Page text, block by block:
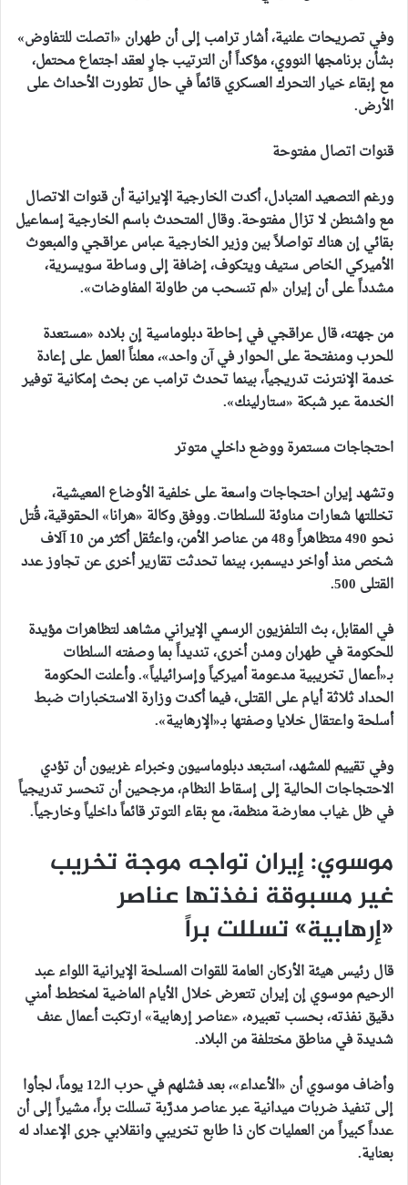
وفي تصريحات علنية، أشار ترامب إلى أن طهران «اتصلت للتفاوض»
بشأن برنامجها النووي، مؤكداً أن الترتيب جارٍ لعقد اجتماع محتمل،
مع إبقاء خيار التحرك العسكري قائماً في حال تطورت الأحداث على
الأرض.
قنوات اتصال مفتوحة
ورغم التصعيد المتبادل، أكدت الخارجية الإيرانية أن قنوات الاتصال
مع واشنطن لا تزال مفتوحة. وقال المتحدث باسم الخارجية إسماعيل
بقائي إن هناك تواصلاً بين وزير الخارجية عباس عراقجي والمبعوث
الأميركي الخاص ستيف ويتكوف، إضافة إلى وساطة سويسرية،
مشدداً على أن إيران «لم تنسحب من طاولة المفاوضات».
من جهته، قال عراقجي في إحاطة دبلوماسية إن بلاده «مستعدة
للحرب ومنفتحة على الحوار في آن واحد»، معلناً العمل على إعادة
خدمة الإنترنت تدريجياً، بينما تحدث ترامب عن بحث إمكانية توفير
الخدمة عبر شبكة «ستارلينك».
احتجاجات مستمرة ووضع داخلي متوتر
وتشهد إيران احتجاجات واسعة على خلفية الأوضاع المعيشية،
تخللتها شعارات مناوئة للسلطات. ووفق وكالة «هرانا» الحقوقية، قُتل
نحو 490 متظاهراً و48 من عناصر الأمن، واعتُقل أكثر من 10 آلاف
شخص منذ أواخر ديسمبر، بينما تحدثت تقارير أخرى عن تجاوز عدد
القتلى 500.
في المقابل، بث التلفزيون الرسمي الإيراني مشاهد لتظاهرات مؤيدة
للحكومة في طهران ومدن أخرى، تنديداً بما وصفته السلطات
بـ«أعمال تخريبية مدعومة أميركياً وإسرائيلياً». وأعلنت الحكومة
الحداد ثلاثة أيام على القتلى، فيما أكدت وزارة الاستخبارات ضبط
أسلحة واعتقال خلايا وصفتها بـ«الإرهابية».
وفي تقييم للمشهد، استبعد دبلوماسيون وخبراء غربيون أن تؤدي
الاحتجاجات الحالية إلى إسقاط النظام، مرجحين أن تنحسر تدريجياً
في ظل غياب معارضة منظمة، مع بقاء التوتر قائماً داخلياً وخارجياً.
موسوي: إيران تواجه موجة تخريب
غير مسبوقة نفذتها عناصر
«إرهابية» تسللت براً
قال رئيس هيئة الأركان العامة للقوات المسلحة الإيرانية اللواء عبد
الرحيم موسوي إن إيران تتعرض خلال الأيام الماضية لمخطط أمني
دقيق نفذته، بحسب تعبيره، «عناصر إرهابية» ارتكبت أعمال عنف
شديدة في مناطق مختلفة من البلاد.
وأضاف موسوي أن «الأعداء»، بعد فشلهم في حرب الـ12 يوماً، لجأوا
إلى تنفيذ ضربات ميدانية عبر عناصر مدرَّبة تسللت براً، مشيراً إلى أن
عدداً كبيراً من العمليات كان ذا طابع تخريبي وانقلابي جرى الإعداد له
بعناية.